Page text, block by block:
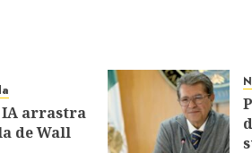
IA arrastra
de Wall